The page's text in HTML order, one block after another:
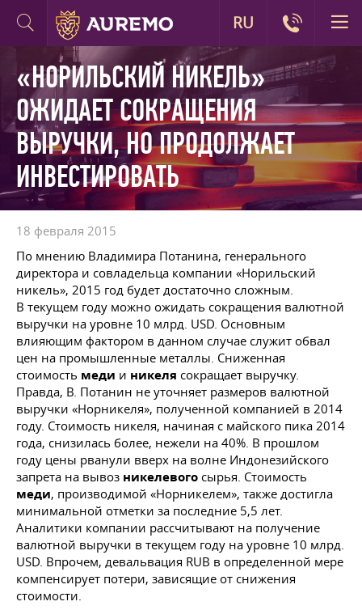
«НОРИЛЬСКИЙ НИКЕЛЬ»
ОЖИДАЕТ СОКРАЩЕНИЯ
ВЫРУЧКИ, НО ПРОДОЛЖАЕТ
ИНВЕСТИРОВАТЬ
18 февраля 2015
По мнению Владимира Потанина, генерального
директора и совладельца компании «Норильский
никель», 2015 год будет достаточно сложным.
В текущем году можно ожидать сокращения валютной
выручки на уровне 10 млрд. USD. Основным
влияющим фактором в данном случае служит обвал
цен на промышленные металлы. Сниженная
стоимость меди и никеля сокращает выручку.
Правда, В. Потанин не уточняет размеров валютной
выручки «Норникеля», полученной компанией в 2014
году. Стоимость никеля, начиная с майского пика 2014
года, снизилась более, нежели на 40%. В прошлом
году цены рванули вверх на волне Индонезийского
запрета на вывоз никелевого сырья. Стоимость
меди, производимой «Норникелем», также достигла
минимальной отметки за последние 5,5 лет.
Аналитики компании рассчитывают на получение
валютной выручки в текущем году на уровне 10 млрд.
USD. Впрочем, девальвация RUB в определенной мере
компенсирует потери, зависящие от снижения
стоимости.
RU